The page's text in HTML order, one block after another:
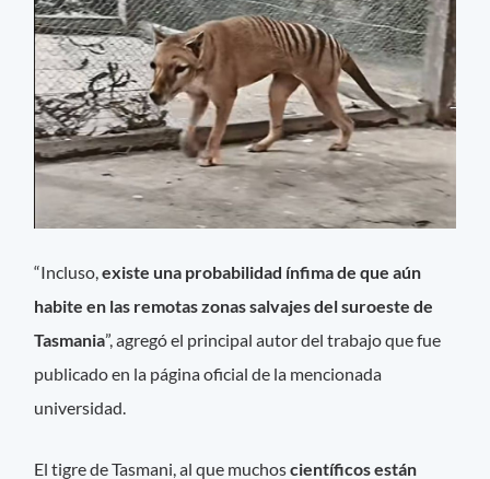
“Incluso,existe una probabilidad ínfima de que aún
habite en las remotas zonas salvajes del suroeste de
Tasmania”, agregó el principal autor del trabajo que fue
publicado en la página oficial de la mencionada
universidad.
El tigre de Tasmani, al que muchoscientíficosestán